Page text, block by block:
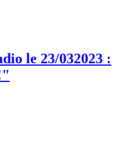
le 23/032023 :